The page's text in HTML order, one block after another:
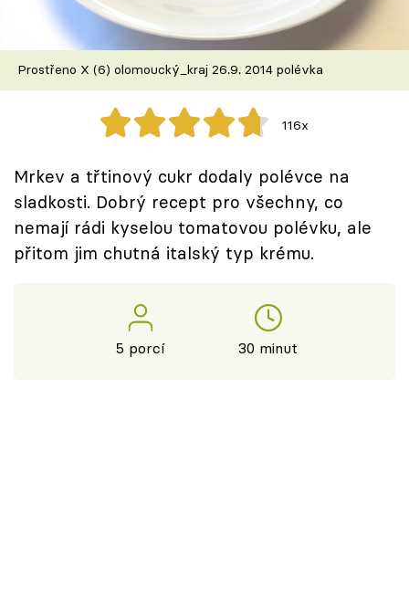
Škola vaření
Recepty z TV
Speciál: Cuketa
Sledujte prima+
Přihlášení
Prostřeno X (6) olomoucký_kraj 26.9. 2014 polévka
116x
Mrkev a třtinový cukr dodaly polévce na
sladkosti. Dobrý recept pro všechny, co
nemají rádi kyselou tomatovou polévku, ale
přitom jim chutná italský typ krému.
5 porcí 30 minut